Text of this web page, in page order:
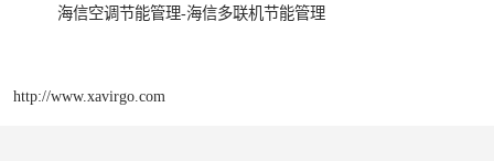
海信空调节能管理-海信多联机节能管理
http://www.xavirgo.com